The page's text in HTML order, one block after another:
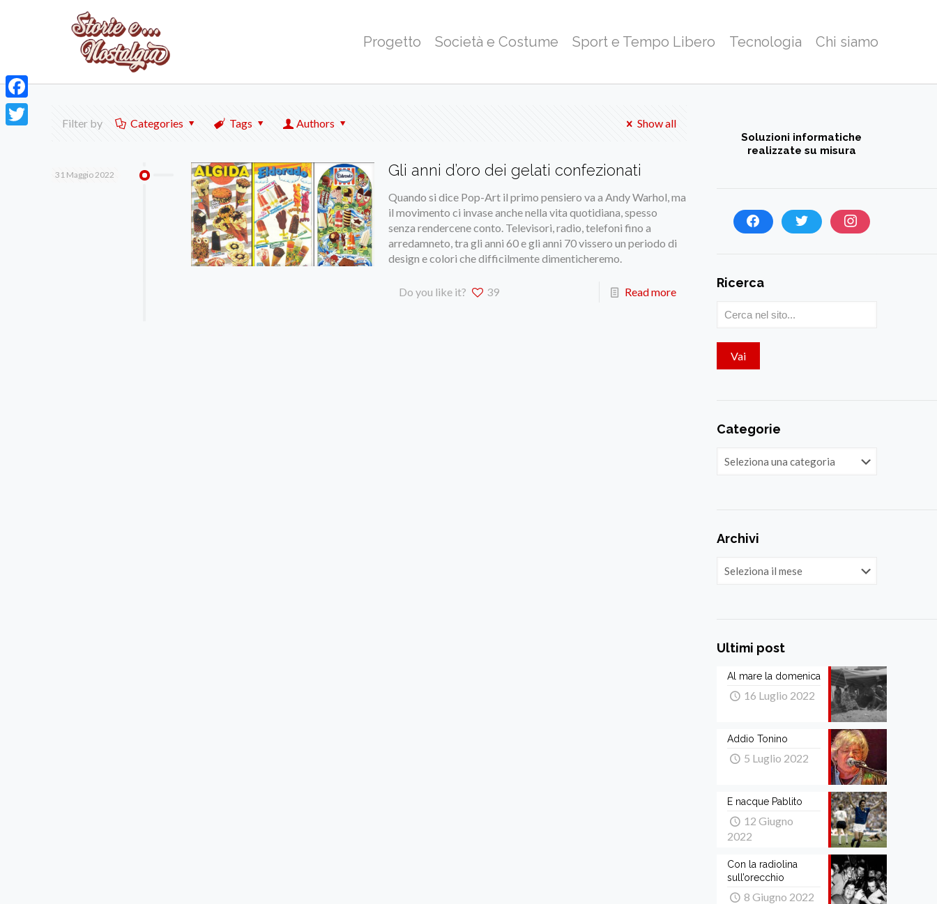
Progetto Società e Costume Sport e Tempo Libero Tecnologia Chi siamo
Filter by Categories Tags Authors Show all
31 Maggio 2022 Gli anni d’oro dei gelati confezionati
Quando si dice Pop-Art il primo pensiero va a Andy Warhol, ma
il movimento ci invase anche nella vita quotidiana, spesso
senza rendercene conto. Televisori, radio, telefoni fino a
arredamneto, tra gli anni 60 e gli anni 70 vissero un periodo di
design e colori che difficilmente dimenticheremo.
Do you like it? 39 Read more
Soluzioni informatiche
realizzate su misura
Ricerca
Categorie
Archivi
Ultimi post
Al mare la domenica
16 Luglio 2022
Addio Tonino
5 Luglio 2022
E nacque Pablito
12 Giugno
2022
Con la radiolina
sull’orecchio
8 Giugno 2022
Facebook